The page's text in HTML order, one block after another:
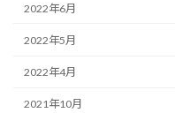
2022年6月
2022年5月
2022年4月
2021年10月